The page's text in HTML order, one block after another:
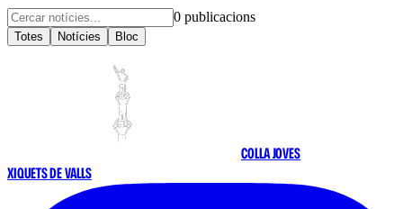
0 publicacions
Totes Notícies Bloc
COLLA JOVES
XIQUETS DE VALLS